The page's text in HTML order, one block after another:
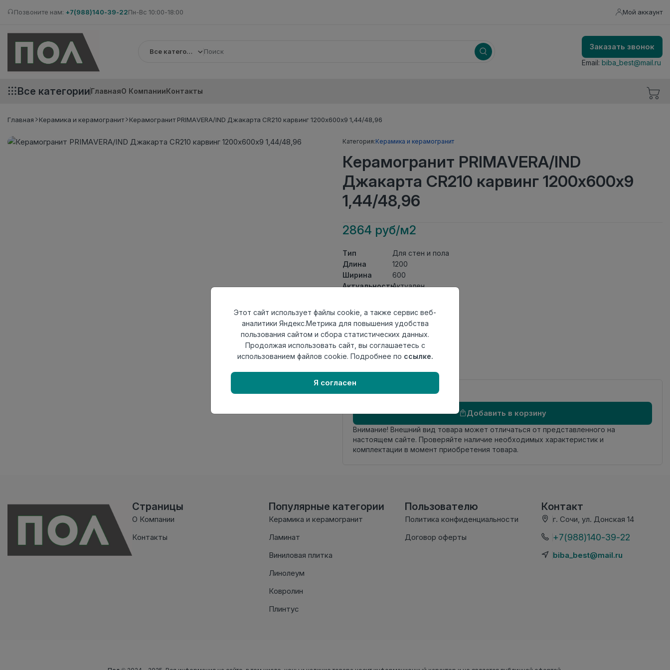
Позвоните нам: +7(988)140-39-22Пн-Вс 10:00-18:00 Мой аккаунт
Все категории
Заказать звонок
Email: biba_best@mail.ru
Все категорииГлавнаяО КомпанииКонтакты
Главная Керамика и керамогранит Керамогранит PRIMAVERA/IND Джакарта CR210 карвинг 1200х600х9 1,44/48,96
Категория:Керамика и керамогранит
Керамогранит PRIMAVERA/IND
Джакарта CR210 карвинг 1200х600х9
1,44/48,96
2864 руб/м2
Тип
Для стен и пола
Длина
1200
Ширина
600
АктуальностьАктуален
группа
Толщина
Поверхность
карвинг
Страна
происхождения
Индия
Номер
комплекта
Осталось110 шт
Добавить в корзину
Внимание! Внешний вид товара может отличаться от представленного на
настоящем сайте. Проверяйте наличие необходимых характеристик и
комплектации в момент приобретения товара.
Страницы
О Компании
Контакты
Популярные категории
Керамика и керамогранит
Ламинат
Виниловая плитка
Линолеум
Ковролин
Плинтус
Пользователю
Политика конфиденциальности
Договор оферты
Контакт
г. Сочи, ул. Донская 14
+7(988)140-39-22
biba_best@mail.ru
Этот сайт использует файлы cookie, а также сервис веб-
аналитики Яндекс.Метрика для повышения удобства
пользования сайтом и сбора статистических данных.
Продолжая использовать сайт, вы соглашаетесь с
использованием файлов cookie. Подробнее по ссылке.
Я согласен